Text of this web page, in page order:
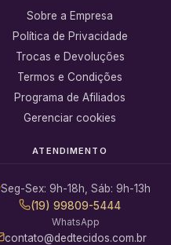
Sobre a Empresa
Política de Privacidade
Trocas e Devoluções
Termos e Condições
Programa de Afiliados
Gerenciar cookies
ATENDIMENTO
Seg-Sex: 9h-18h, Sáb: 9h-13h
(19) 99809-5444
WhatsApp
contato@dedtecidos.com.br